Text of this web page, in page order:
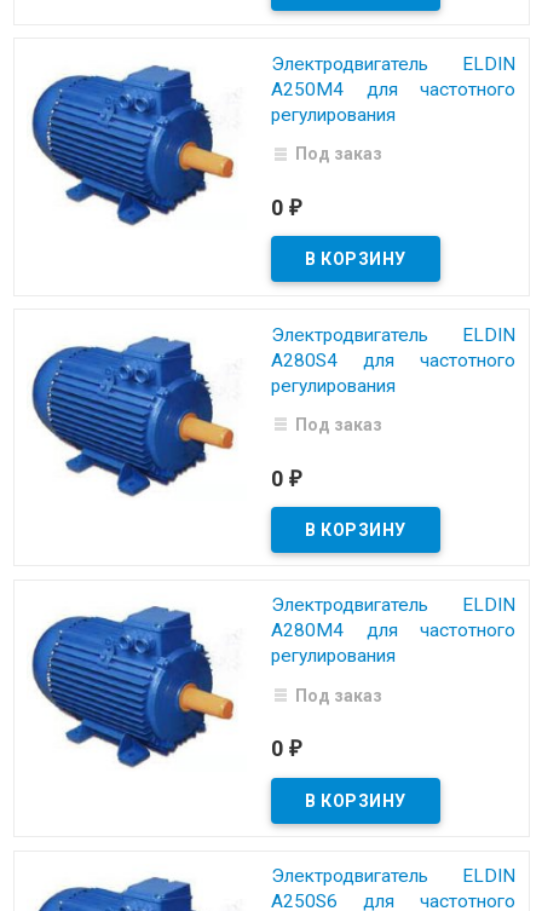
Электродвигатель ELDIN
A250M4 для частотного
регулирования
Под заказ
0 ₽
Электродвигатель ELDIN
A280S4 для частотного
регулирования
Под заказ
0 ₽
Электродвигатель ELDIN
A280M4 для частотного
регулирования
Под заказ
0 ₽
Электродвигатель ELDIN
A250S6 для частотного